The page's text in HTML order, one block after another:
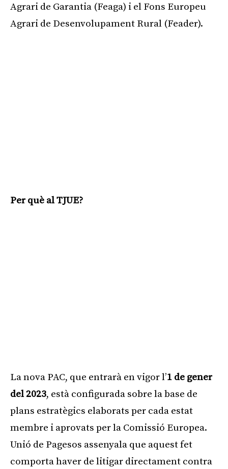
Agrari de Garantia (Feaga) i el Fons Europeu
Agrari de Desenvolupament Rural (Feader).
Per què al TJUE?
La nova PAC, que entrarà en vigor l’1 de gener
del 2023, està configurada sobre la base de
plans estratègics elaborats per cada estat
membre i aprovats per la Comissió Europea.
Unió de Pagesos assenyala que aquest fet
comporta haver de litigar directament contra